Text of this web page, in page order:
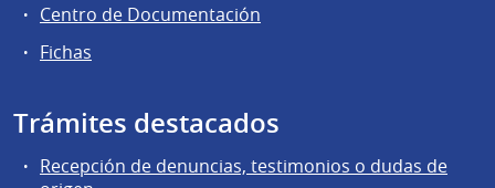
Centro de Documentación
Fichas
Trámites destacados
Recepción de denuncias, testimonios o dudas de